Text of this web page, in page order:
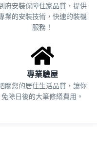
府安裝保障住家品質，提供
業的安裝技術，快速的裝機
服務！
專業驗屋
關您的居住生活品質， 讓你
免除日後的大筆修繕費用。